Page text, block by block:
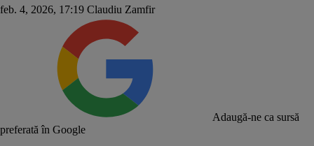
feb. 4, 2026, 17:19 Claudiu Zamfir
Adaugă-ne ca sursă
preferată în Google